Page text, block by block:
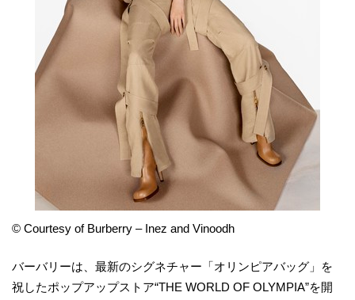
© Courtesy of Burberry – Inez and Vinoodh
バーバリーは、最新のシグネチャー「オリンピアバッグ」を
祝したポップアップストア“THE WORLD OF OLYMPIA”を開